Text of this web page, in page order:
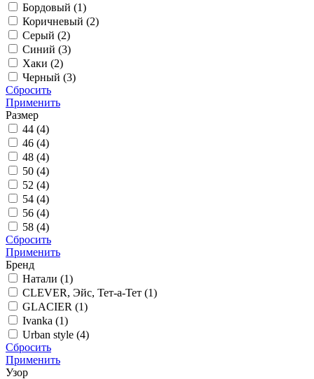
Бордовый (1)
Коричневый (2)
Серый (2)
Синий (3)
Хаки (2)
Черный (3)
Сбросить
Применить
Размер
44 (4)
46 (4)
48 (4)
50 (4)
52 (4)
54 (4)
56 (4)
58 (4)
Сбросить
Применить
Бренд
Натали (1)
CLEVER, Эйс, Тет-а-Тет (1)
GLACIER (1)
Ivanka (1)
Urban style (4)
Сбросить
Применить
Узор